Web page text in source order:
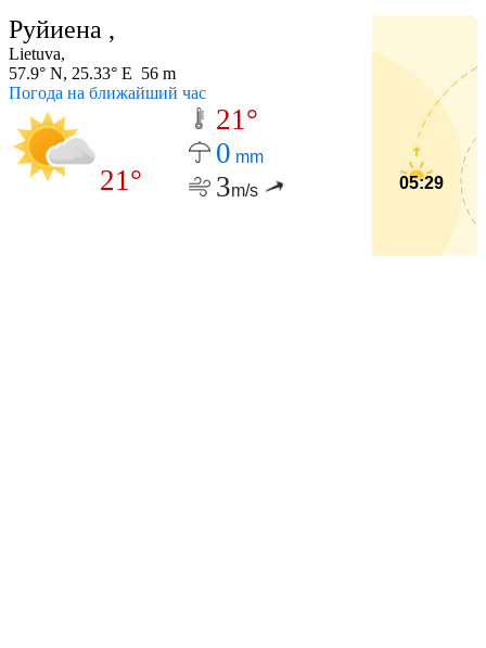
Руйиена ,
Lietuva,
57.9° N, 25.33° E 56 m
Погода на ближайший час
21°
21°
0 mm
3m/s 05:29